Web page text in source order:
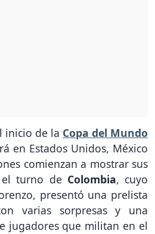
inicio de la Copa del Mundo
en Estados Unidos, México
comienzan a mostrar sus
el turno de Colombia, cuyo
presentó una prelista
varias sorpresas y una
jugadores que militan en el